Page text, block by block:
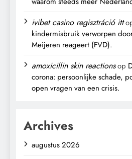
ivibet casino regisztráció itt
kindermisbruik verworpen
Meijeren reageert (FVD).
amoxicillin skin reactionsop
corona: persoonlijke schade,
open vragen van een crisis.
Archives
augustus 2026